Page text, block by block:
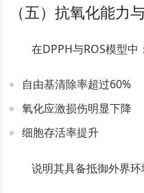
（五）抗氧化能力
在DPPH与ROS模型中：
自由基清除率超过60%
氧化应激损伤明显下降
细胞存活率提升
说明其具备抵御外界环